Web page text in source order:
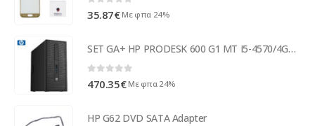
0 out of 5
35.87€ Με φπα 24%
SET GA+ HP PRODESK 600 G1 MT I5-4570/4GB/500GB/DVDRW/WIN7PC
0out of 5
470.35€ Με φπα 24%
HP G62 DVD SATA Adapter